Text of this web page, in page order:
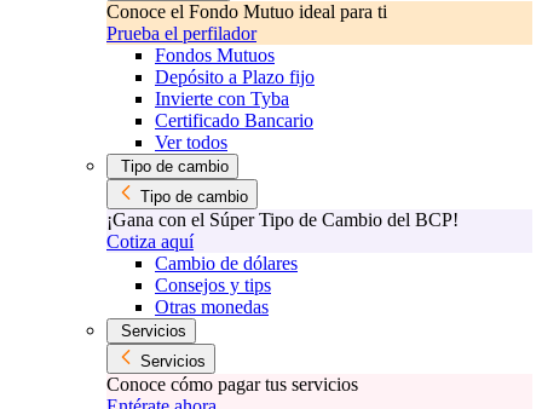
Conoce el Fondo Mutuo ideal para ti
Prueba el perfilador
Fondos Mutuos
Depósito a Plazo fijo
Invierte con Tyba
Certificado Bancario
Ver todos
Tipo de cambio
Tipo de cambio
¡Gana con el Súper Tipo de Cambio del BCP!
Cotiza aquí
Cambio de dólares
Consejos y tips
Otras monedas
Servicios
Servicios
Conoce cómo pagar tus servicios